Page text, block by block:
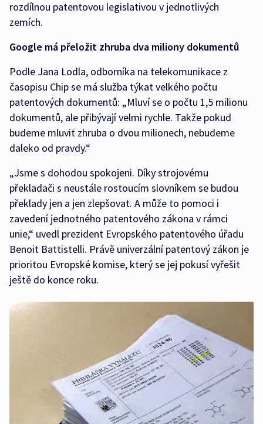
rozdílnou patentovou legislativou v jednotlivých
zemích.
Google má přeložit zhruba dva miliony dokumentů
Podle Jana Lodla, odborníka na telekomunikace z
časopisu Chip se má služba týkat velkého počtu
patentových dokumentů: „Mluví se o počtu 1,5 milionu
dokumentů, ale přibývají velmi rychle. Takže pokud
budeme mluvit zhruba o dvou milionech, nebudeme
daleko od pravdy.“
„Jsme s dohodou spokojeni. Díky strojovému
překladači s neustále rostoucím slovníkem se budou
překlady jen a jen zlepšovat. A může to pomoci i
zavedení jednotného patentového zákona v rámci
unie,“ uvedl prezident Evropského patentového úřadu
Benoit Battistelli. Právě univerzální patentový zákon je
prioritou Evropské komise, který se jej pokusí vyřešit
ještě do konce roku.